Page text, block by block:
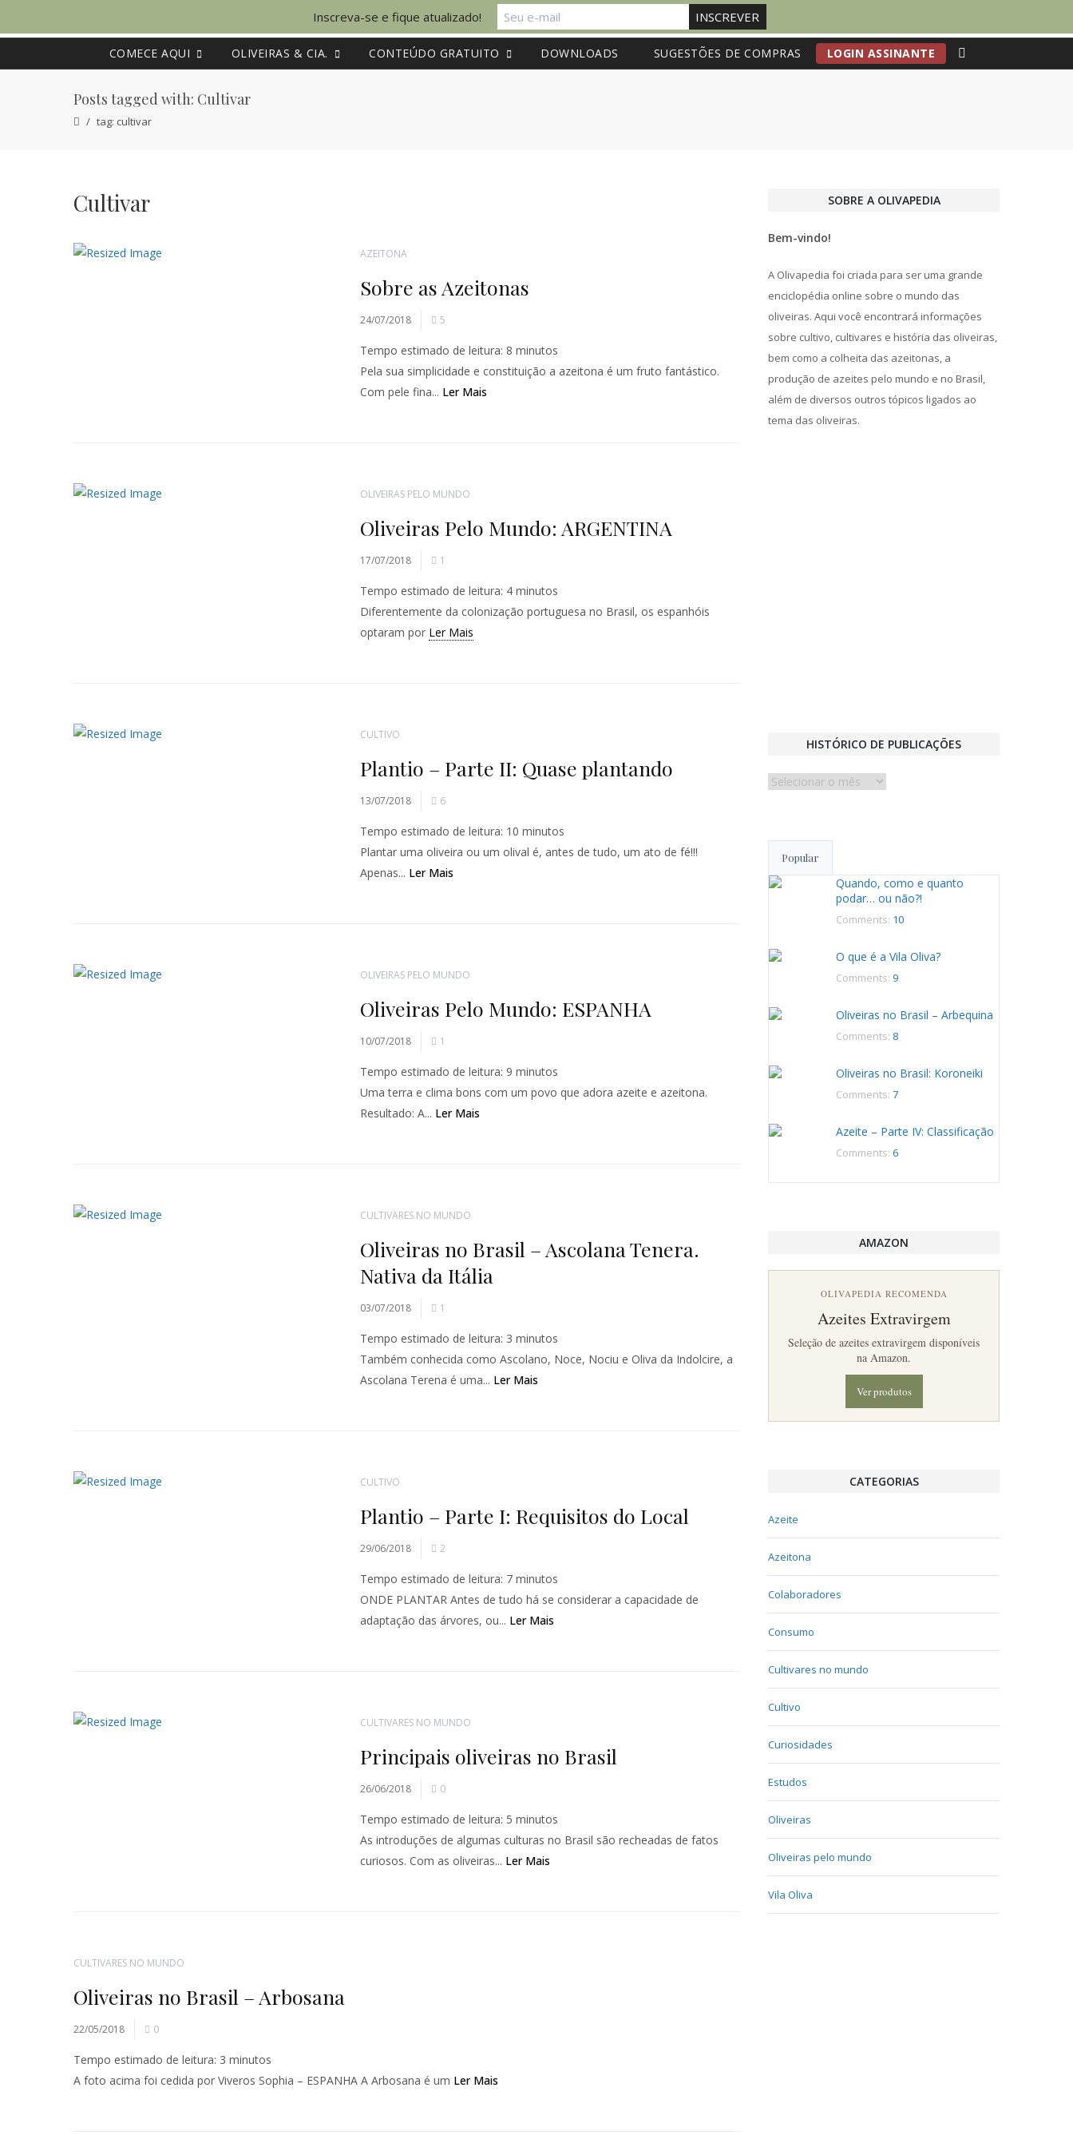
COMECE AQUI OLIVEIRAS & CIA. CONTEÚDO GRATUITO DOWNLOADS SUGESTÕES DE COMPRAS LOGIN ASSINANTE
Posts tagged with: Cultivar
tag: cultivar
Cultivar
AZEITONA
Sobre as Azeitonas
24/07/2018 5
Tempo estimado de leitura: 8 minutos
Pela sua simplicidade e constituição a azeitona é um fruto fantástico.
Com pele fina... Ler Mais
OLIVEIRAS PELO MUNDO
Oliveiras Pelo Mundo: ARGENTINA
17/07/2018 1
Tempo estimado de leitura: 4 minutos
Diferentemente da colonização portuguesa no Brasil, os espanhóis
optaram por Ler Mais
CULTIVO
Plantio – Parte II: Quase plantando
13/07/2018 6
Tempo estimado de leitura: 10 minutos
Plantar uma oliveira ou um olival é, antes de tudo, um ato de fé!!!
Apenas... Ler Mais
OLIVEIRAS PELO MUNDO
Oliveiras Pelo Mundo: ESPANHA
10/07/2018 1
Tempo estimado de leitura: 9 minutos
Uma terra e clima bons com um povo que adora azeite e azeitona.
Resultado: A... Ler Mais
CULTIVARES NO MUNDO
Oliveiras no Brasil – Ascolana Tenera.
Nativa da Itália
03/07/2018 1
Tempo estimado de leitura: 3 minutos
Também conhecida como Ascolano, Noce, Nociu e Oliva da Indolcire, a
Ascolana Terena é uma... Ler Mais
CULTIVO
Plantio – Parte I: Requisitos do Local
29/06/2018 2
Tempo estimado de leitura: 7 minutos
ONDE PLANTAR Antes de tudo há se considerar a capacidade de
adaptação das árvores, ou... Ler Mais
CULTIVARES NO MUNDO
Principais oliveiras no Brasil
26/06/2018 0
Tempo estimado de leitura: 5 minutos
As introduções de algumas culturas no Brasil são recheadas de fatos
curiosos. Com as oliveiras... Ler Mais
CULTIVARES NO MUNDO
Oliveiras no Brasil – Arbosana
22/05/2018 0
Tempo estimado de leitura: 3 minutos
A foto acima foi cedida por Viveros Sophia – ESPANHA A Arbosana é um Ler Mais
SOBRE A OLIVAPEDIA
Bem-vindo!
A Olivapedia foi criada para ser uma grande
enciclopédia online sobre o mundo das
oliveiras. Aqui você encontrará informações
sobre cultivo, cultivares e história das oliveiras,
bem como a colheita das azeitonas, a
produção de azeites pelo mundo e no Brasil,
além de diversos outros tópicos ligados ao
tema das oliveiras.
HISTÓRICO DE PUBLICAÇÕES
Histórico
Popular
Quando, como e quanto
podar… ou não?!
Comments: 10
O que é a Vila Oliva?
Comments: 9
Oliveiras no Brasil – Arbequina
Comments: 8
Oliveiras no Brasil: Koroneiki
Comments: 7
Azeite – Parte IV: Classificação
Comments: 6
AMAZON
OLIVAPEDIA RECOMENDA
Azeites Extravirgem
Seleção de azeites extravirgem disponíveis
na Amazon.
Ver produtos
CATEGORIAS
Azeite
Azeitona
Colaboradores
Consumo
Cultivares no mundo
Cultivo
Curiosidades
Estudos
Oliveiras
Oliveiras pelo mundo
Vila Oliva
Inscreva-se e fique atualizado!